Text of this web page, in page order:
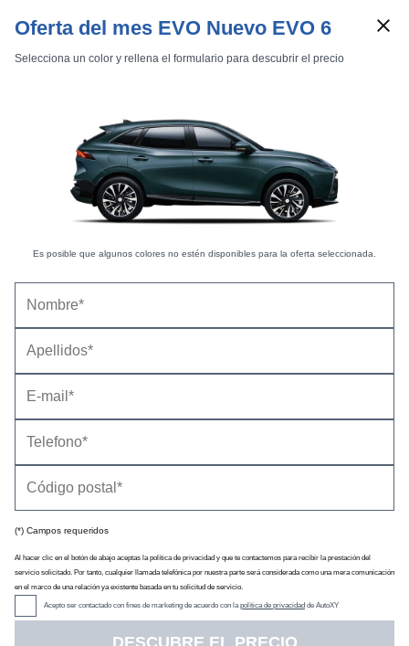
Marcas Subaru Levorg 2016 Estándar
Subaru Levorg (2016) |Fotos Exteriores
Steel Blue Grey -
Oferta del mes EVO Nuevo EVO 6
Selecciona un color y rellena el formulario para descubrir el precio
Es posible que algunos colores no estén disponibles para la oferta seleccionada.
(*) Campos requeridos
Al hacer clic en el botón de abajo aceptas la política de privacidad y que te contactemos para recibir la prestación del
servicio solicitado. Por tanto, cualquier llamada telefónica por nuestra parte será considerada como una mera comunicación
en el marco de una relación ya existente basada en tu solicitud de servicio.
Acepto ser contactado con fines de marketing de acuerdo con lapolítica de privacidad de AutoXY
DESCUBRE EL PRECIO